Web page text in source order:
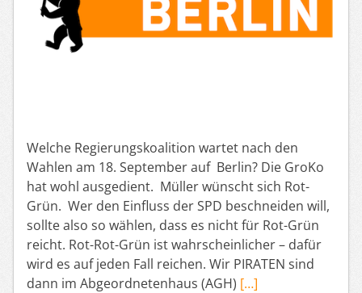
Welche Regierungskoalition wartet nach den
Wahlen am 18. September auf Berlin? Die GroKo
hat wohl ausgedient. Müller wünscht sich Rot-
Grün. Wer den Einfluss der SPD beschneiden will,
sollte also so wählen, dass es nicht für Rot-Grün
reicht. Rot-Rot-Grün ist wahrscheinlicher – dafür
wird es auf jeden Fall reichen. Wir PIRATEN sind
dann im Abgeordnetenhaus (AGH) […]